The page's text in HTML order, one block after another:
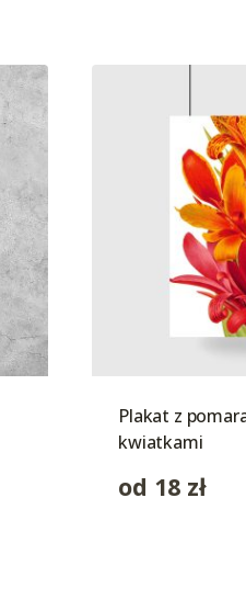
Plakat z
kwiatkami
od 18 zł